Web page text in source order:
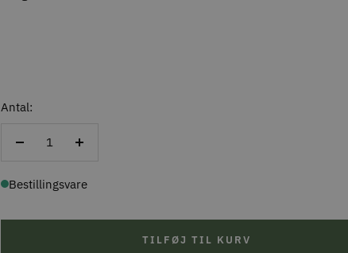
Antal:
Reducer
Forøg
Bestillingsvare
TILFØJ TIL KURV